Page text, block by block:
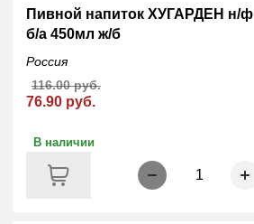
Пивной напиток ХУГАРДЕН н/ф
б/а 450мл ж/б
Россия
76.90 руб.
116.00 руб.
В наличии
1